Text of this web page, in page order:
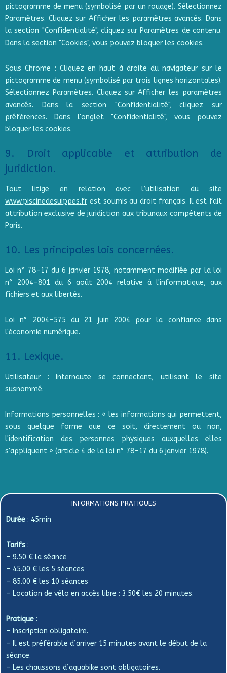
pictogramme de menu (symbolisé par un rouage). Sélectionnez
Paramètres. Cliquez sur Afficher les paramètres avancés. Dans
la section "Confidentialité", cliquez sur Paramètres de contenu.
Dans la section "Cookies", vous pouvez bloquer les cookies.
Sous Chrome : Cliquez en haut à droite du navigateur sur le
pictogramme de menu (symbolisé par trois lignes horizontales).
Sélectionnez Paramètres. Cliquez sur Afficher les paramètres
avancés. Dans la section "Confidentialité", cliquez sur
préférences. Dans l'onglet "Confidentialité", vous pouvez
bloquer les cookies.
9. Droit applicable et attribution de
juridiction.
Tout litige en relation avec l’utilisation du site
www.piscinedesuippes.fr est soumis au droit français. Il est fait
attribution exclusive de juridiction aux tribunaux compétents de
Paris.
10. Les principales lois concernées.
Loi n° 78-17 du 6 janvier 1978, notamment modifiée par la loi
n° 2004-801 du 6 août 2004 relative à l'informatique, aux
fichiers et aux libertés.
Loi n° 2004-575 du 21 juin 2004 pour la confiance dans
l'économie numérique.
11. Lexique.
Utilisateur : Internaute se connectant, utilisant le site
susnommé.
Informations personnelles : « les informations qui permettent,
sous quelque forme que ce soit, directement ou non,
l'identification des personnes physiques auxquelles elles
s'appliquent » (article 4 de la loi n° 78-17 du 6 janvier 1978).
INFORMATIONS PRATIQUES
Durée : 45min
Tarifs :
- 9.50 € la séance
- 45.00 € les 5 séances
- 85.00 € les 10 séances
- Location de vélo en accès libre : 3.50€ les 20 minutes.
Pratique :
- Inscription obligatoire.
- Il est préférable d’arriver 15 minutes avant le début de la
séance.
- Les chaussons d’aquabike sont obligatoires.